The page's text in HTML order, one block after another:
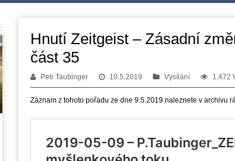
Hnutí Zeitgeist – Zásadní
část 35
Petr Taubinger 10.5.2019 Vysílání 1,472
Záznam z tohoto pořadu ze dne 9.5.2019 naleznete v archivu